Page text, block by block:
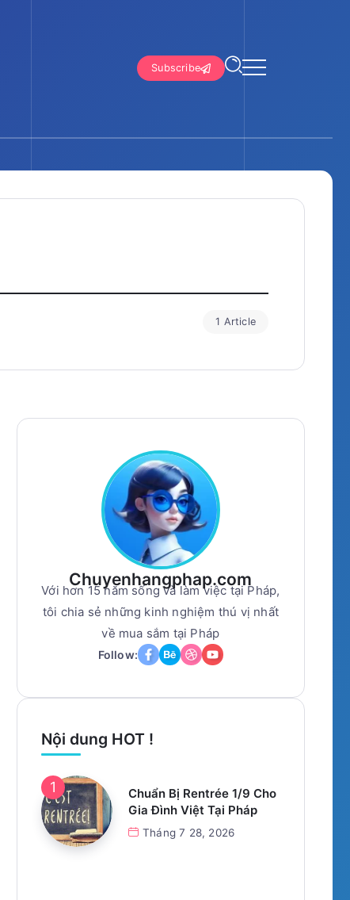
Subscribe
1 Article
Chuyenhangphap.com
Với hơn 15 năm sống và làm việc tại Pháp,
tôi chia sẻ những kinh nghiệm thú vị nhất
về mua sắm tại Pháp
Follow:
Nội dung HOT !
Chuẩn Bị Rentrée 1/9 Cho
Gia Đình Việt Tại Pháp
Tháng 7 28, 2026